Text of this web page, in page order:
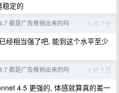
稳定的
都是广告推销出来的吗 1 月 7 日
经相当强了吧, 能到这个水平至少
都是广告推销出来的吗 1 月 7 日
4.5 更强的, 体感就算真的差一